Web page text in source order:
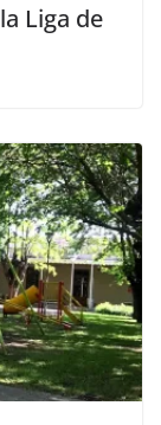
Liga de